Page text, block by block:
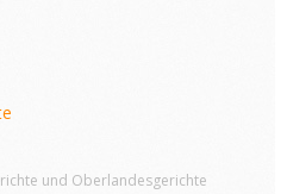
und Oberlandesgerichte